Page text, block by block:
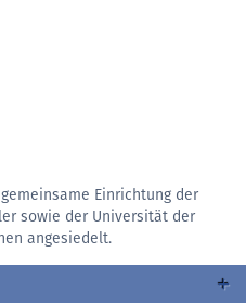
Einrichtung der
sowie der Universität der
angesiedelt.